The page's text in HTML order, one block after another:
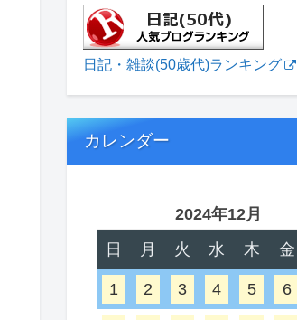
日記・雑談(50歳代)ランキング
カレンダー
2024年12月
日
月 火 水 木 金
1 2 3 4 5 6